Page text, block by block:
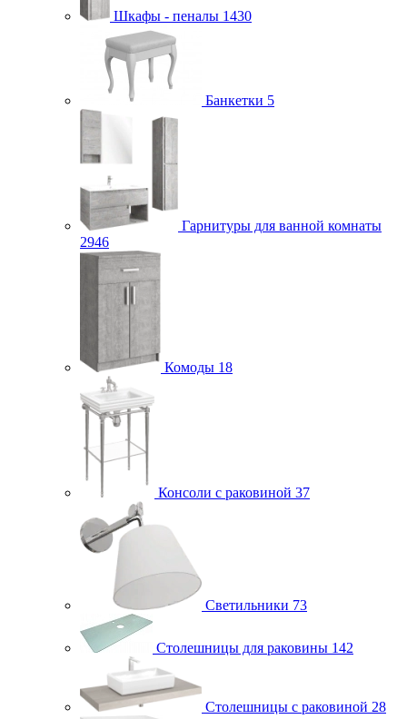
Шкафы - пеналы 1430
Банкетки 5
Гарнитуры для ванной комнаты
2946
Комоды 18
Консоли с раковиной 37
Светильники 73
Столешницы для раковины 142
Столешницы с раковиной 28